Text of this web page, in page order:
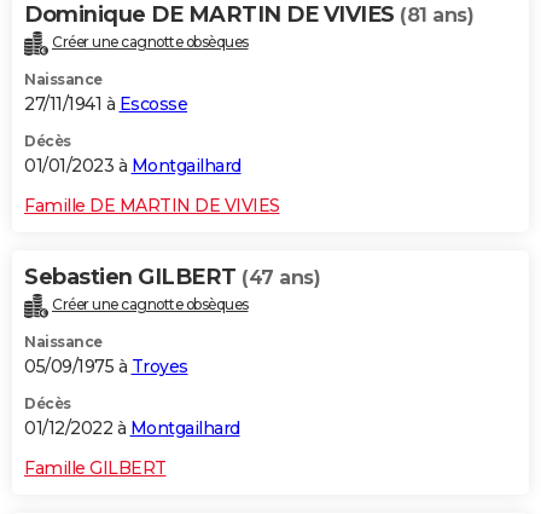
Dominique DE MARTIN DE VIVIES (81 ans)
Créer une cagnotte obsèques
Naissance
27/11/1941 à Escosse
Décès
01/01/2023 à Montgailhard
Famille DE MARTIN DE VIVIES
Sebastien GILBERT (47 ans)
Créer une cagnotte obsèques
Naissance
05/09/1975 à Troyes
Décès
01/12/2022 à Montgailhard
Famille GILBERT